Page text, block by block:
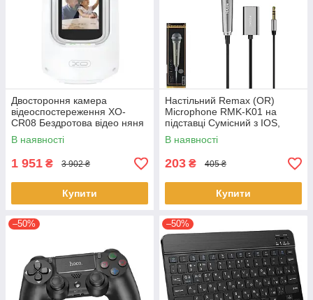
Двостороння камера
відеоспостереження XO-
CR08 Бездротова відео няня
з нічним режимом та
мікрофоном
В наявності
1 951 ₴ 3 902 ₴
Купити
Настільний Remax (OR)
Microphone RMK-K01 на
підставці Сумісний з IOS,
Android, Windows-phones
Сірий
В наявності
203 ₴ 405 ₴
Купити
–50% –50%